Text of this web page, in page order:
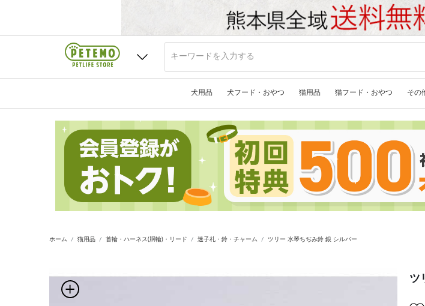
犬用品 犬フード・おやつ 猫用品 猫フード・おやつ その
ホーム 猫用品 首輪・ハーネス(胴輪)・リード 迷子札・鈴・チャーム ツリー 水琴ちぢみ鈴 銀 シルバー
ツ